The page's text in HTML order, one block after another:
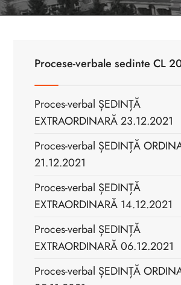
Procese-verbale sedinte CL
Proces-verbal ȘEDINȚĂ
EXTRAORDINARĂ 23.12.2021
Proces-verbal ȘEDINȚĂ
21.12.2021
Proces-verbal ȘEDINȚĂ
EXTRAORDINARĂ 14.12.2021
Proces-verbal ȘEDINȚĂ
EXTRAORDINARĂ 06.12.2021
Proces-verbal ȘEDINȚĂ